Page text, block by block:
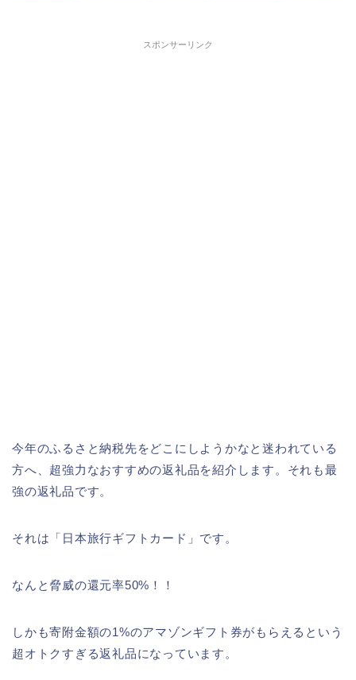
スポンサーリンク
今年のふるさと納税先をどこにしようかなと迷われている
方へ、超強力なおすすめの返礼品を紹介します。それも最
強の返礼品です。
それは「日本旅行ギフトカード」です。
なんと脅威の還元率50%！！
しかも寄附金額の1%のアマゾンギフト券がもらえるという
超オトクすぎる返礼品になっています。